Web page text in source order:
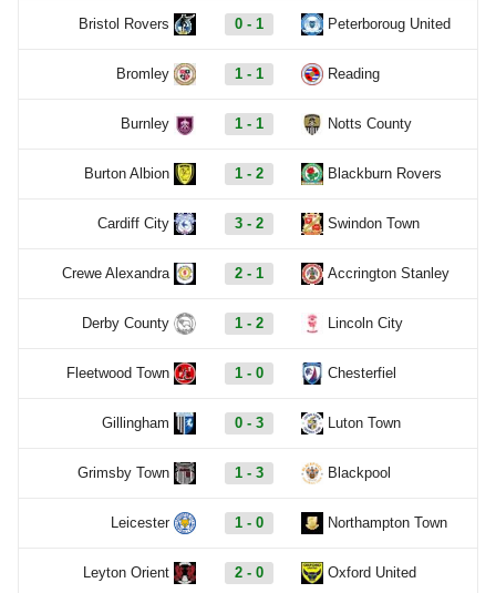
Bristol Rovers 0 - 1 Peterboroug United
Bromley 1 - 1 Reading
Burnley 1 - 1 Notts County
Burton Albion 1 - 2 Blackburn Rovers
Cardiff City 3 - 2 Swindon Town
Crewe Alexandra 2 - 1 Accrington Stanley
Derby County 1 - 2 Lincoln City
Fleetwood Town 1 - 0 Chesterfiel
Gillingham 0 - 3 Luton Town
Grimsby Town 1 - 3 Blackpool
Leicester 1 - 0 Northampton Town
Leyton Orient 2 - 0 Oxford United